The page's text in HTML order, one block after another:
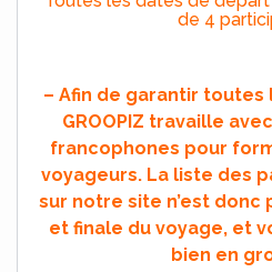
de 4
– Afin de garantir
GROOPIZ travaille
francophones pour
voyageurs. La liste des
sur notre site n’est
et finale du voyage, et
bien en